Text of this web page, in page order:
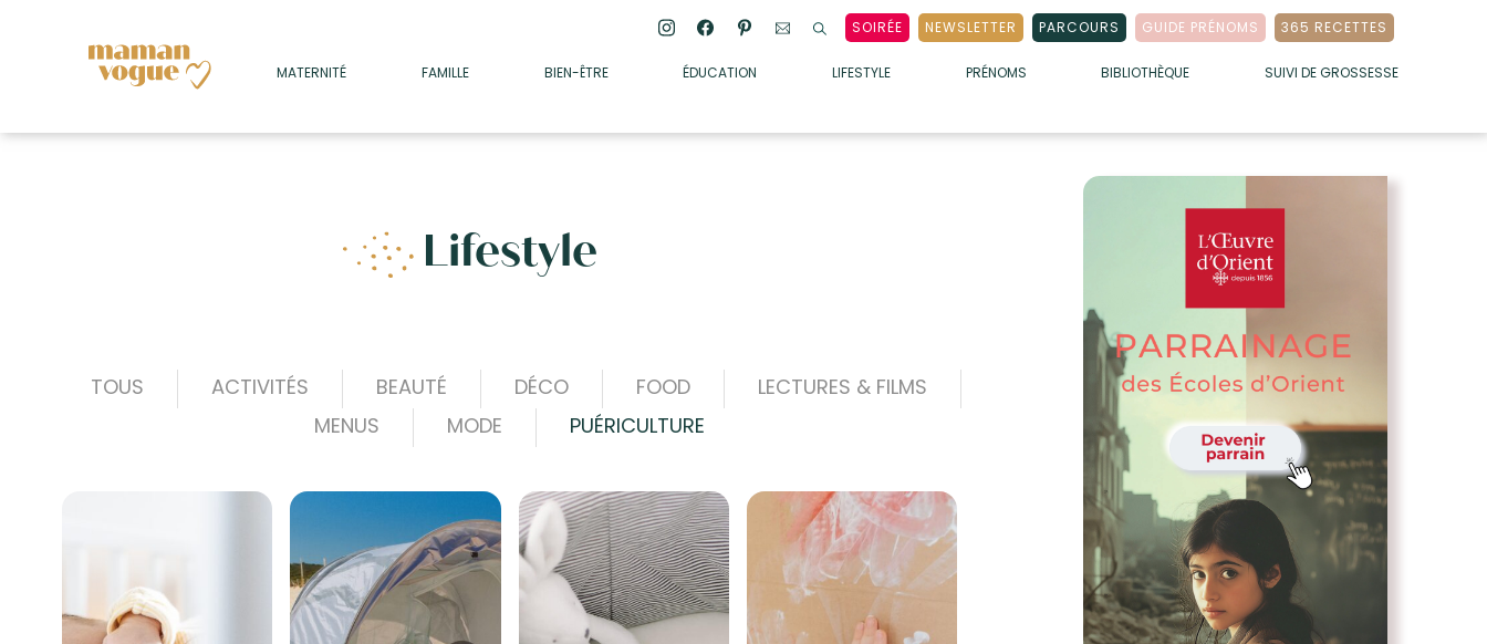
SOIRÉE NEWSLETTER PARCOURS GUIDE PRÉNOMS 365 RECETTES
MATERNITÉ FAMILLE BIEN-ÊTRE ÉDUCATION LIFESTYLE PRÉNOMS BIBLIOTHÈQUE SUIVI DE GROSSESSE
• PSYCHOLOGIE
• MÉDECINE DOUCE
• PSYCHOLOGIE
+
+
Lifestyle
TOUS ACTIVITÉS BEAUTÉ DÉCO FOOD
LECTURES & FILMS
MENUS
MODE PUÉRICULTURE